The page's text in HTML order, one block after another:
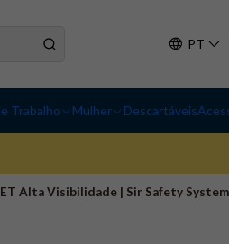
PT
Trabalho Mulher Descartáveis
Alta Visibilidade | Sir Safety System​